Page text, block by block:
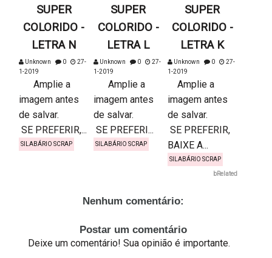
SUPER
COLORIDO -
LETRA N
Unknown 0
27-
1-2019
Amplie a
imagem antes
de salvar.
SE PREFERIR,...
SILABÁRIO SCRAP
SUPER
COLORIDO -
LETRA L
Unknown 0
27-
1-2019
Amplie a
imagem antes
de salvar.
SE PREFERI...
SILABÁRIO SCRAP
SUPER
COLORIDO -
LETRA K
Unknown 0
27-
1-2019
Amplie a
imagem antes
de salvar.
SE PREFERIR,
BAIXE A...
SILABÁRIO SCRAP
bRelated
Nenhum comentário:
Postar um comentário
Deixe um comentário! Sua opinião é importante.